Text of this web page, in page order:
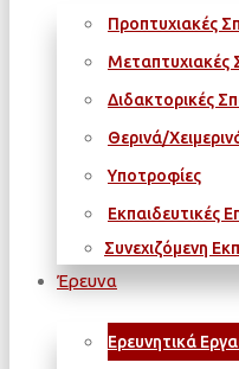
Προπτυχιακές
Μεταπτυχιακές
Διδακτορικές
Θερινά/
Υποτροφίες
Εκπαιδευτικές
Συνεχιζόμενη
Έρευνα
Ερευνητικά